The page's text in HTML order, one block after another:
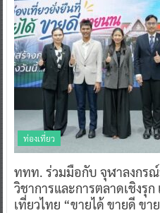
ท่องเที่ยว
ททท. ร่วมมือกับ จุฬาลงกร
วิชาการและการตลาดเชิงรุ
เที่ยวไทย “ขายได้ ขายดี ขา